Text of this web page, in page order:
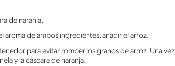
de naranja.
aroma de ambos ingredientes, añadir el arroz.
para evitar romper los granos de arroz. Una vez
y la cáscara de naranja.